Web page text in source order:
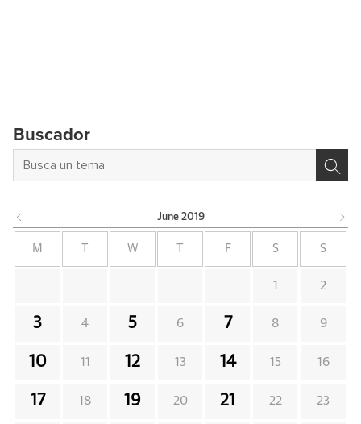
Buscador
June 2019
M W F S S
1 2
3 4 5 6 7 8 9
10 11 12 13 14 15 16
17 18 19 20 21 22 23